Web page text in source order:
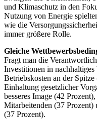
und Klimaschutz in den
Nutzung von Energie
wie die
immer größere Rolle.
Gleiche
Fragt man die
Investitionen in
Betriebskosten an der
Einhaltung gesetzlicher
besseres Image (42
Mitarbeitenden (37 Prozent)
(37 Prozent).